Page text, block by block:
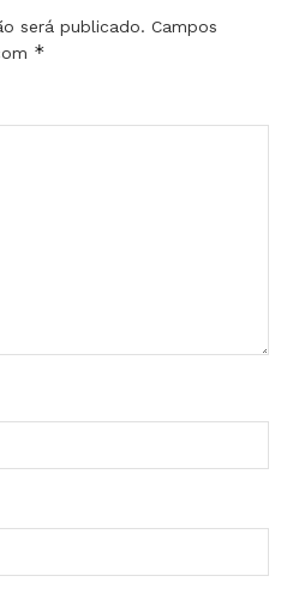
será publicado. Campos
*